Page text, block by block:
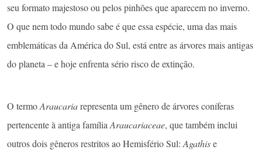
seu formato majestoso ou pelos pinhões que aparecem no inverno.
O que nem todo mundo sabe é que essa espécie, uma das mais
emblemáticas da América do Sul, está entre as árvores mais antigas
do planeta – e hoje enfrenta sério risco de extinção.
O termoAraucariarepresenta um gênero de árvores coníferas
pertencente à antiga família Araucariaceae, que também inclui
outros dois gêneros restritos ao Hemisfério Sul: Agathise